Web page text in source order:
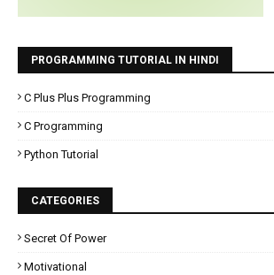
PROGRAMMING TUTORIAL IN HINDI
C Plus Plus Programming
C Programming
Python Tutorial
CATEGORIES
Secret Of Power
Motivational